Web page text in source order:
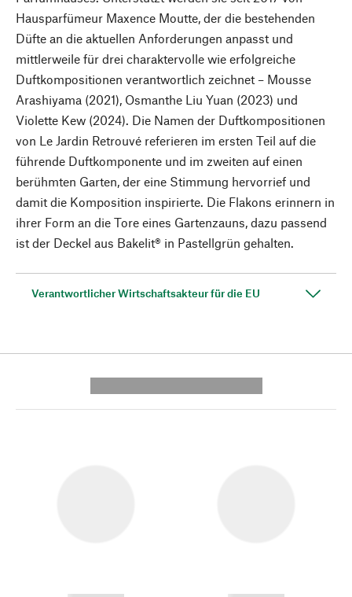
Hausparfümeur Maxence Moutte, der die bestehenden
Düfte an die aktuellen Anforderungen anpasst und
mittlerweile für drei charaktervolle wie erfolgreiche
Duftkompositionen verantwortlich zeichnet – Mousse
Arashiyama (2021), Osmanthe Liu Yuan (2023) und
Violette Kew (2024). Die Namen der Duftkompositionen
von Le Jardin Retrouvé referieren im ersten Teil auf die
führende Duftkomponente und im zweiten auf einen
berühmten Garten, der eine Stimmung hervorrief und
damit die Komposition inspirierte. Die Flakons erinnern in
ihrer Form an die Tore eines Gartenzauns, dazu passend
ist der Deckel aus Bakelit® in Pastellgrün gehalten.
Verantwortlicher Wirtschaftsakteur für die EU